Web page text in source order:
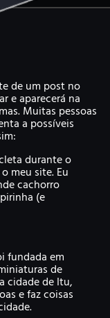
de um post no
e aparecerá na
Muitas pessoas
a possíveis
durante o
meu site. Eu
cachorro
(e
fundada em
de
cidade de Itu,
e faz coisas